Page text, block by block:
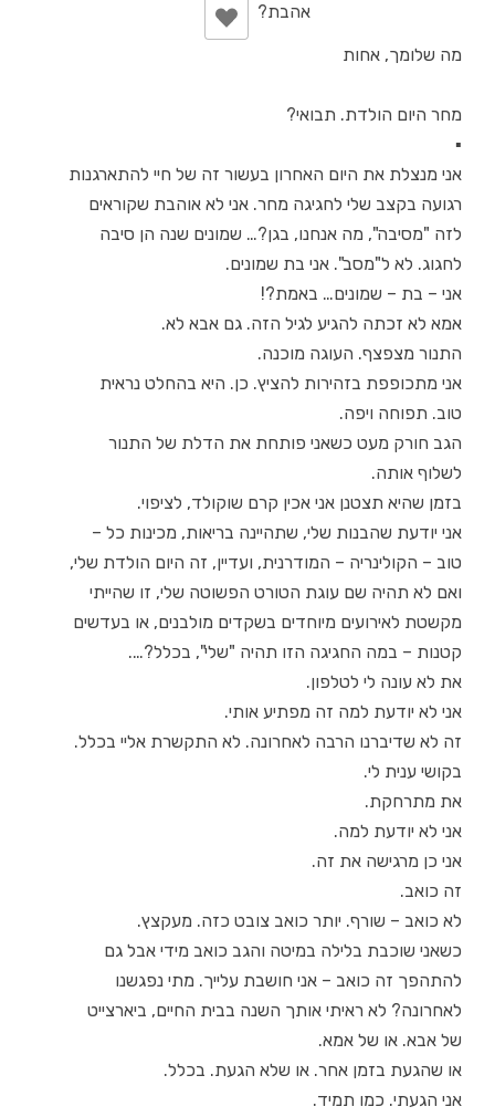
מה שלומך, אחות
מחר היום הולדת. תבואי?
▪
אני מנצלת את היום האחרון בעשור זה של חיי להתארגנות
רגועה בקצב שלי לחגיגה מחר. אני לא אוהבת שקוראים
לזה "מסיבה", מה אנחנו, בגן?… שמונים שנה הן סיבה
לחגוג. לא ל"מסב". אני בת שמונים.
אני – בת – שמונים… באמת?!
אמא לא זכתה להגיע לגיל הזה. גם אבא לא.
התנור מצפצף. העוגה מוכנה.
אני מתכופפת בזהירות להציץ. כן. היא בהחלט נראית
טוב. תפוחה ויפה.
הגב חורק מעט כשאני פותחת את הדלת של התנור
לשלוף אותה.
בזמן שהיא תצטנן אני אכין קרם שוקולד, לציפוי.
אני יודעת שהבנות שלי, שתהיינה בריאות, מכינות כל –
טוב – הקולינריה – המודרנית, ועדיין, זה היום הולדת שלי,
ואם לא תהיה שם עוגת הטורט הפשוטה שלי, זו שהייתי
מקשטת לאירועים מיוחדים בשקדים מולבנים, או בעדשים
קטנות – במה החגיגה הזו תהיה "שלי", בכלל?….
את לא עונה לי לטלפון.
אני לא יודעת למה זה מפתיע אותי.
זה לא שדיברנו הרבה לאחרונה. לא התקשרת אליי בכלל.
בקושי ענית לי.
את מתרחקת.
אני לא יודעת למה.
אני כן מרגישה את זה.
זה כואב.
לא כואב – שורף. יותר כואב צובט כזה. מעקצץ.
כשאני שוכבת בלילה במיטה והגב כואב מידי אבל גם
להתהפך זה כואב – אני חושבת עלייך. מתי נפגשנו
לאחרונה? לא ראיתי אותך השנה בבית החיים, ביארצייט
של אבא. או של אמא.
או שהגעת בזמן אחר. או שלא הגעת. בכלל.
אני הגעתי. כמו תמיד.